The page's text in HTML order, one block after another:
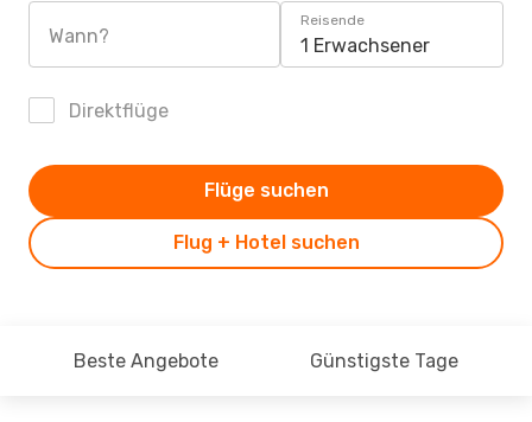
Wann?
Reisende
1 Erwachsener
Direktflüge
Flug + Hotel suchen
Flüge suchen
Beste Angebote Günstigste Tage